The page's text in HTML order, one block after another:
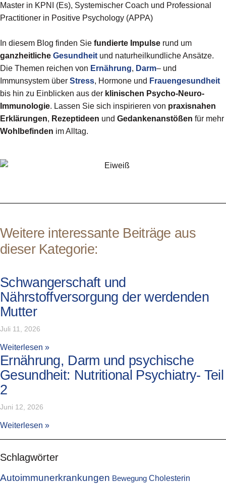
Master in KPNI (Es), Systemischer Coach und Professional
Practitioner in Positive Psychology (APPA)
In diesem Blog finden Sie fundierte Impulse rund um
ganzheitliche Gesundheit und naturheilkundliche Ansätze.
Die Themen reichen von Ernährung, Darm– und
Immunsystem über Stress, Hormone und Frauengesundheit
bis hin zu Einblicken aus der klinischen Psycho-Neuro-
Immunologie. Lassen Sie sich inspirieren von praxisnahen
Erklärungen, Rezeptideen und Gedankenanstößen für mehr
Wohlbefinden im Alltag.
Weitere interessante Beiträge aus
dieser Kategorie:
Schwangerschaft und
Nährstoffversorgung der werdenden
Mutter
Juli 11, 2026
Weiterlesen »
Ernährung, Darm und psychische
Gesundheit: Nutritional Psychiatry- Teil
2
Juni 12, 2026
Weiterlesen »
Schlagwörter
Autoimmunerkrankungen Bewegung Cholesterin